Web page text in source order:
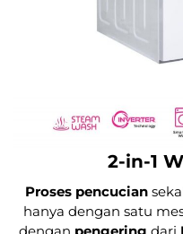
2-in-1
Proses pencucian
hanya dengan satu
dengan pengering dari